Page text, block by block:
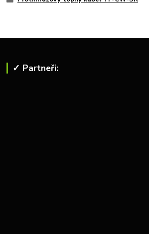
✓ Partneři: